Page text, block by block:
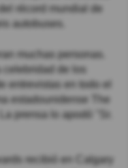
récord mundial de
autobuses.
muchas personas.
celebridad de los
entrevistas en todo el
estadounidense The
prensa lo apodó "Sr.
recibió en Calgary